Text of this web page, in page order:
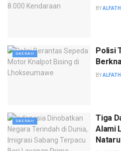
BY
DAERAH
Polisi
BY
DAERAH
Tiga
Alami
Nataru